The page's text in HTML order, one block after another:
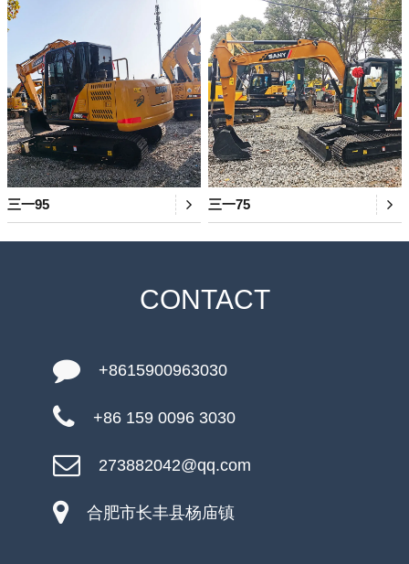
三一95 三一75
CONTACT
+8615900963030
+86 159 0096 3030
273882042@qq.com
合肥市长丰县杨庙镇